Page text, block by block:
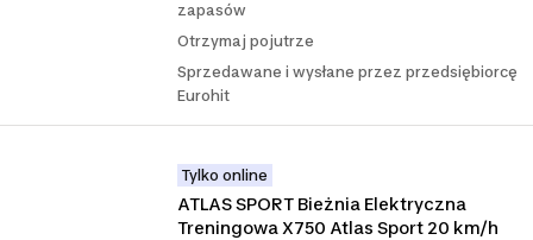
zapasów
Otrzymaj pojutrze
Sprzedawane i wysłane przez przedsiębiorcę
Eurohit
Tylko online
ATLAS SPORT Bieżnia Elektryczna
Treningowa X750 Atlas Sport 20 km/h